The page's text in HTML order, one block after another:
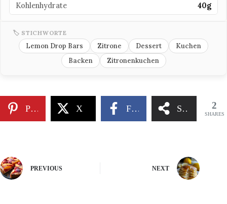
Kohlenhydrate
40g
🏷 STICHWORTE
Lemon Drop Bars Zitrone Dessert
Kuchen
Backen
Zitronenkuchen
Pinterest X Facebook Share 2
SHARES
PREVIOUS NEXT